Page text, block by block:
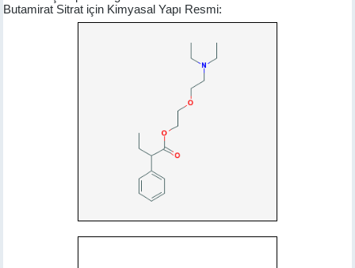
Butamirat Sitrat için Kimyasal Yapı Resmi: